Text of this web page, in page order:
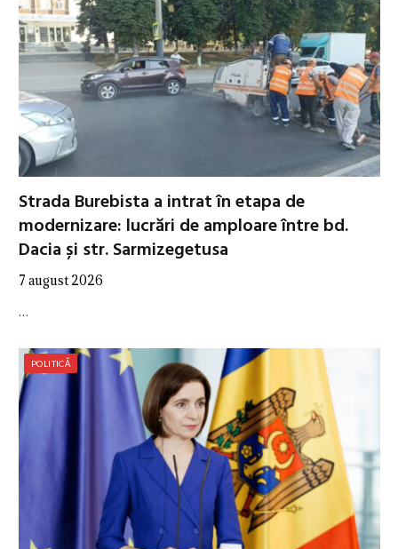
Strada Burebista a intrat în etapa de
modernizare: lucrări de amploare între bd.
Dacia și str. Sarmizegetusa
7 august 2026
…
POLITICĂ